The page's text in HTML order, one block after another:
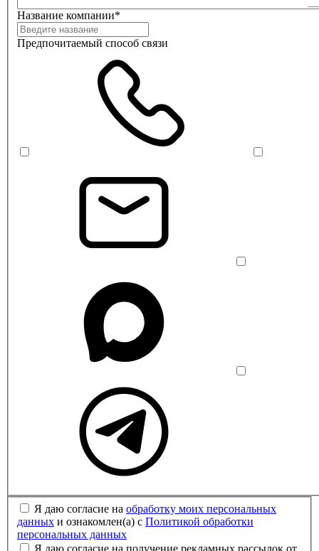
Название компании*
Предпочитаемый способ связи
Я даю согласие на обработку моих персональных
данных и ознакомлен(а) с Политикой обработки
персональных данных